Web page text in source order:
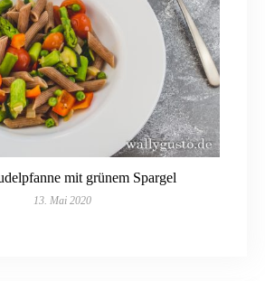
mit grünem Spargel
13. Mai 2020